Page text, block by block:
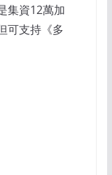
集資12萬加
可支持《多